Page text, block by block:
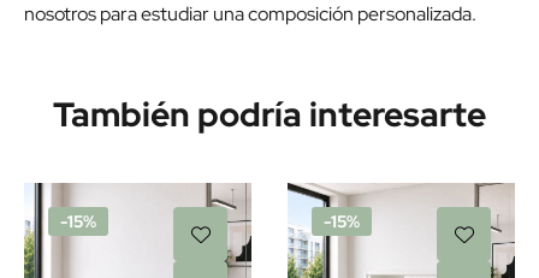
nosotros para estudiar una composición personalizada.
También podría interesarte
-15% -15%